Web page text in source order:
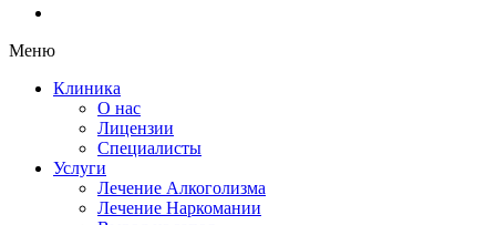
Меню
Клиника
О нас
Лицензии
Специалисты
Услуги
Лечение Алкоголизма
Лечение Наркомании